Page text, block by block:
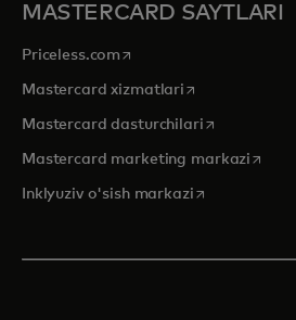
MASTERCARD SAYTLARI
Priceless.com opens in a new tab
Mastercard xizmatlari opens in a new
Mastercard dasturchilariopens in a
Mastercard marketing markazi
Inklyuziv o'sish markaziopens in a